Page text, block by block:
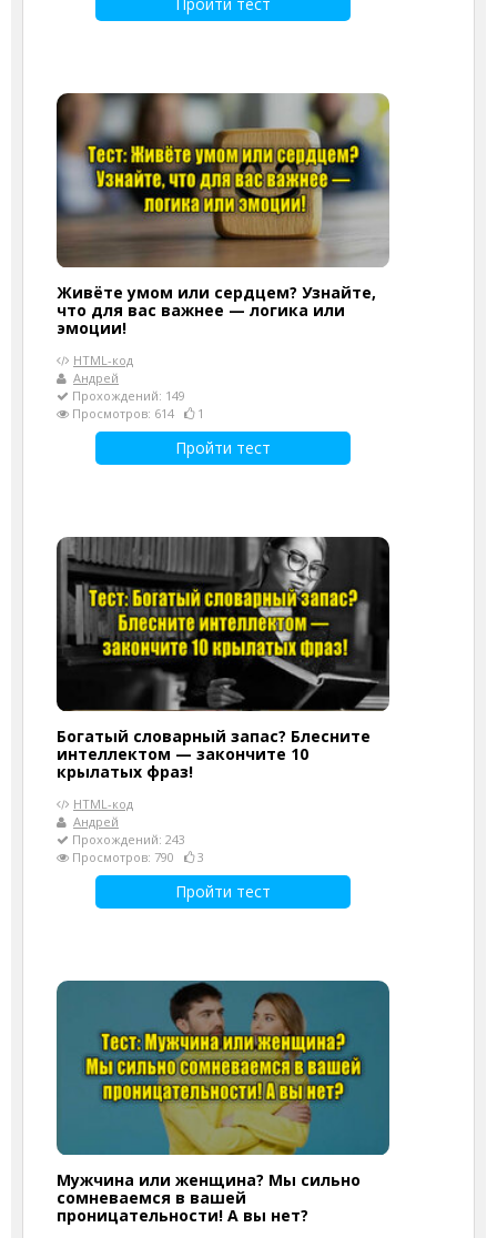
Живёте умом или сердцем? Узнайте,
что для вас важнее — логика или
эмоции!
HTML-код
Андрей
Прохождений: 149
Просмотров: 614
1
Пройти тест
Богатый словарный запас? Блесните
интеллектом — закончите 10
крылатых фраз!
HTML-код
Андрей
Прохождений: 243
Просмотров: 790
3
Пройти тест
Мужчина или женщина? Мы сильно
сомневаемся в вашей
проницательности! А вы нет?